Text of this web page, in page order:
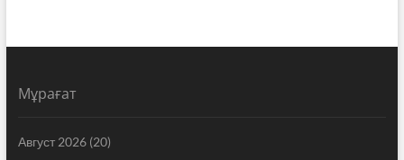
Мұрағат
Август 2026(20)